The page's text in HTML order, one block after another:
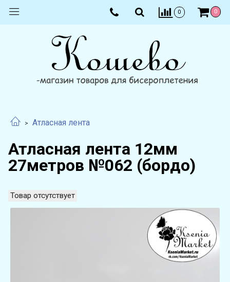
0 0
Атласная лента
Атласная лента 12мм
27метров №062 (бордо)
Товар отсутствует